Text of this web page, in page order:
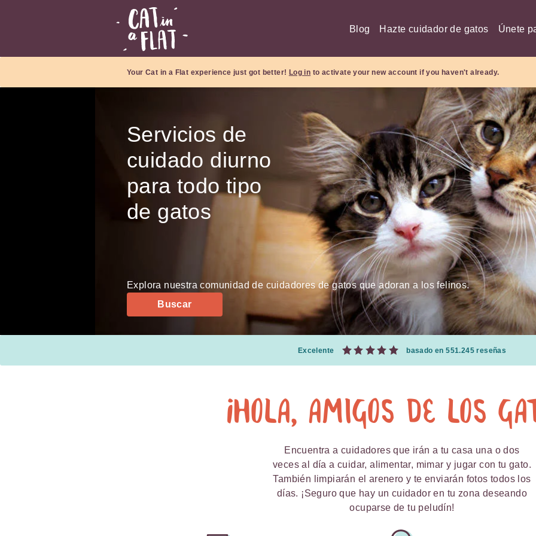
Blog Hazte cuidador de gatos Únete
Your Cat in a Flat experience just got better! Log in to activate your new account if you haven't already.
Servicios de
cuidado diurno
para todo tipo
de gatos
Explora nuestra comunidad de cuidadores de gatos que adoran a los felinos.
Buscar
Excelente basado en 551.245 reseñas
¡Hola, amigos de los
Encuentra a cuidadores que irán a tu casa una o dos
veces al día a cuidar, alimentar, mimar y jugar con tu gato.
También limpiarán el arenero y te enviarán fotos todos los
días. ¡Seguro que hay un cuidador en tu zona deseando
ocuparse de tu peludín!